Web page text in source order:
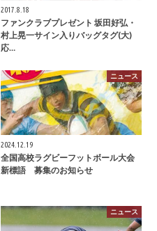
2017.8.18
ファンクラブプレゼント 坂田好弘・
村上晃一サイン入りバッグタグ(大)
応…
ニュース
2024.12.19
全国高校ラグビーフットボール大会
新標語 募集のお知らせ
ニュース